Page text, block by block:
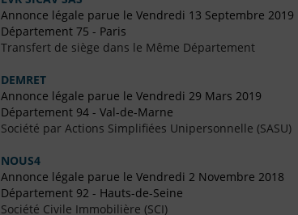
Annonce légale parue le Vendredi 13 Septembre 2019
Département 75 - Paris
Transfert de siège dans le Même Département
DEMRET
Annonce légale parue le Vendredi 29 Mars 2019
Département 94 - Val-de-Marne
Société par Actions Simplifiées Unipersonnelle (SASU)
NOUS4
Annonce légale parue le Vendredi 2 Novembre 2018
Département 92 - Hauts-de-Seine
Société Civile Immobilière (SCI)